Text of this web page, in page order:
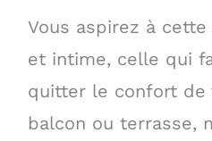
Vous aspirez à
et intime, celle qui
quitter le confort de
balcon ou terrasse,